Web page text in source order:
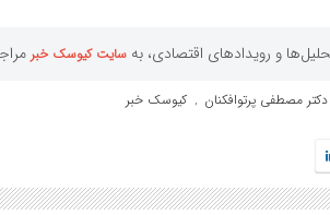
و رویدادهای اقتصادی، به سایت کیوسک خبر
دکتر مصطفی پرتوافکنان , کیوسک خبر